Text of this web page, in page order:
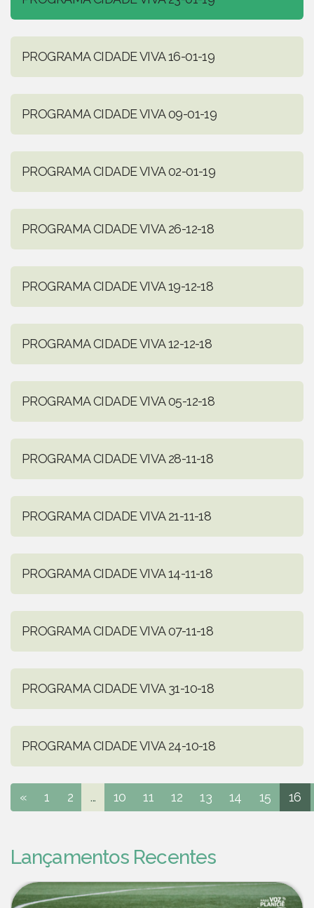
PROGRAMA CIDADE VIVA 16-01-19
PROGRAMA CIDADE VIVA 09-01-19
PROGRAMA CIDADE VIVA 02-01-19
PROGRAMA CIDADE VIVA 26-12-18
PROGRAMA CIDADE VIVA 19-12-18
PROGRAMA CIDADE VIVA 12-12-18
PROGRAMA CIDADE VIVA 05-12-18
PROGRAMA CIDADE VIVA 28-11-18
PROGRAMA CIDADE VIVA 21-11-18
PROGRAMA CIDADE VIVA 14-11-18
PROGRAMA CIDADE VIVA 07-11-18
PROGRAMA CIDADE VIVA 31-10-18
PROGRAMA CIDADE VIVA 24-10-18
« 1 2 ... 10 11 12 13 14 15 16
Lançamentos Recentes